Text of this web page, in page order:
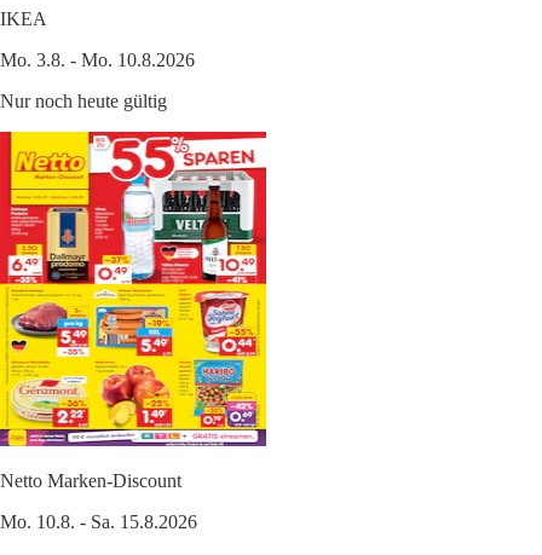
IKEA
Mo. 3.8. - Mo. 10.8.2026
Nur noch heute gültig
Netto Marken-Discount
Mo. 10.8. - Sa. 15.8.2026